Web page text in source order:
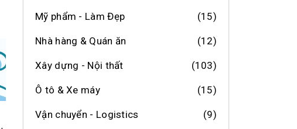
Mỹ phẩm - Làm Đẹp (15)
Nhà hàng & Quán ăn (12)
Xây dựng - Nội thất (103)
Ô tô & Xe máy (15)
Vận chuyển - Logistics (9)